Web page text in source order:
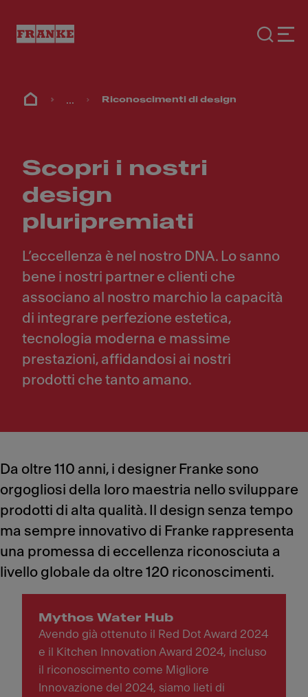
... Riconoscimenti di design
Scopri i nostri
design
pluripremiati
L’eccellenza è nel nostro DNA. Lo sanno
bene i nostri partner e clienti che
associano al nostro marchio la capacità
di integrare perfezione estetica,
tecnologia moderna e massime
prestazioni, affidandosi ai nostri
prodotti che tanto amano.
Da oltre 110 anni, i designer Franke sono
orgogliosi della loro maestria nello sviluppare
prodotti di alta qualità. Il design senza tempo
ma sempre innovativo di Franke rappresenta
una promessa di eccellenza riconosciuta a
livello globale da oltre 120 riconoscimenti.
Mythos Water Hub
Avendo già ottenuto il Red Dot Award 2024
e il Kitchen Innovation Award 2024, incluso
il riconoscimento come Migliore
Innovazione del 2024, siamo lieti di